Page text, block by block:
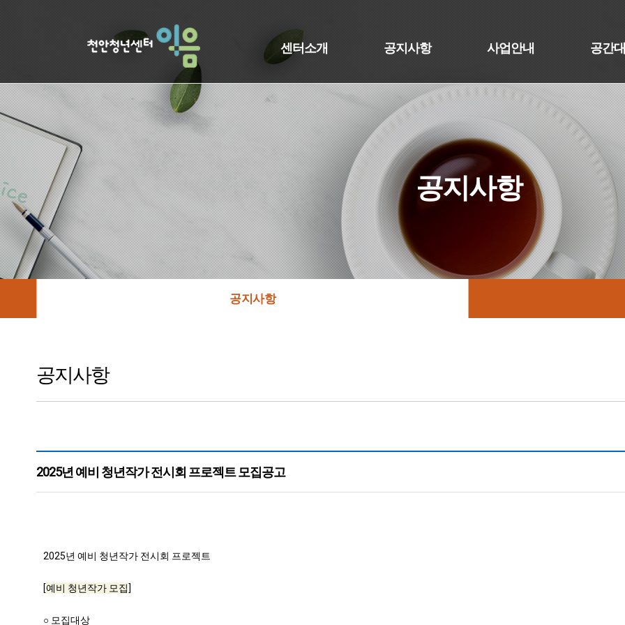
센터소개 공지사항 사업안내 공간
공지사항
공지사항
공지사항
2025년 예비 청년작가 전시회 프로젝트 모집공고
2025년 예비 청년작가 전시회 프로젝트
[예비 청년작가 모집]
○ 모집대상